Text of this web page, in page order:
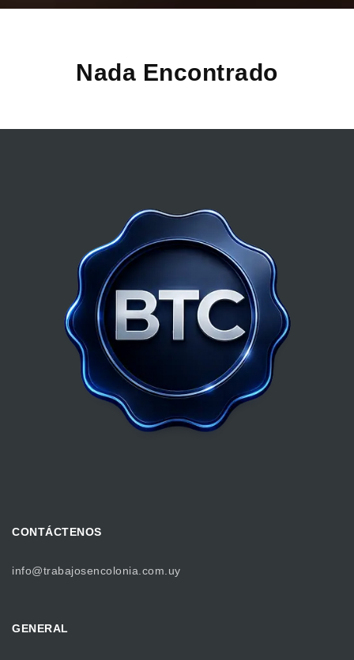
Nada Encontrado
CONTÁCTENOS
info@trabajosencolonia.com.uy
GENERAL